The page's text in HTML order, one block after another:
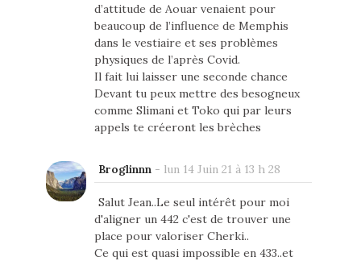
d’attitude de Aouar venaient pour
beaucoup de l’influence de Memphis
dans le vestiaire et ses problèmes
physiques de l’après Covid.
Il fait lui laisser une seconde chance
Devant tu peux mettre des besogneux
comme Slimani et Toko qui par leurs
appels te créeront les brèches
Broglinnn - lun 14 Juin 21 à 13 h 28
Salut Jean..Le seul intérêt pour moi
d'aligner un 442 c'est de trouver une
place pour valoriser Cherki..
Ce qui est quasi impossible en 433..et